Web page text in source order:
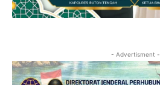
- Advertisment -